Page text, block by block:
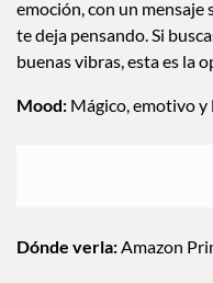
emoción, con un mensaje
te deja pensando. Si
buenas vibras, esta es la
Mood: Mágico, emotivo y
Dónde verla: Amazon